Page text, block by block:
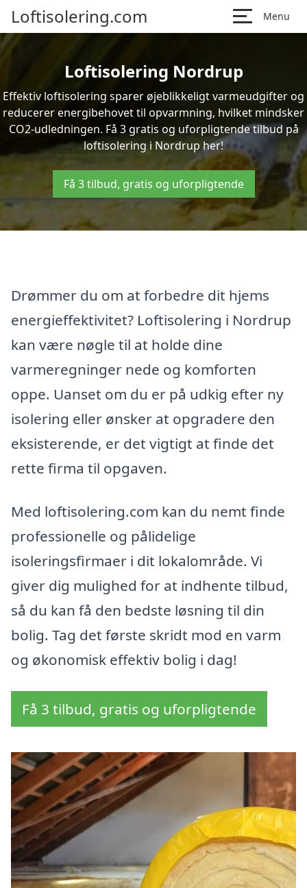
Loftisolering.com Menu
Loftisolering Nordrup
Effektiv loftisolering sparer øjeblikkeligt varmeudgifter og
reducerer energibehovet til opvarmning, hvilket mindsker
CO2-udledningen. Få 3 gratis og uforpligtende tilbud på
loftisolering i Nordrup her!
Få 3 tilbud, gratis og uforpligtende
Drømmer du om at forbedre dit hjems
energieffektivitet? Loftisolering i Nordrup
kan være nøgle til at holde dine
varmeregninger nede og komforten
oppe. Uanset om du er på udkig efter ny
isolering eller ønsker at opgradere den
eksisterende, er det vigtigt at finde det
rette firma til opgaven.
Med loftisolering.com kan du nemt finde
professionelle og pålidelige
isoleringsfirmaer i dit lokalområde. Vi
giver dig mulighed for at indhente tilbud,
så du kan få den bedste løsning til din
bolig. Tag det første skridt mod en varm
og økonomisk effektiv bolig i dag!
Få 3 tilbud, gratis og uforpligtende